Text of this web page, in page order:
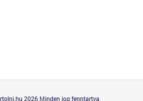
2026 Minden jog fenntartva